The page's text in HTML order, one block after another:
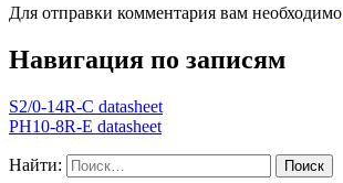
Для отправки комментария вам необходимо
Навигация по записям
S2/0-14R-C datasheet
PH10-8R-E datasheet
Найти: